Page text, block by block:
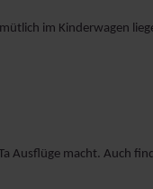
im Kinderwagen
Ausflüge macht. Auch